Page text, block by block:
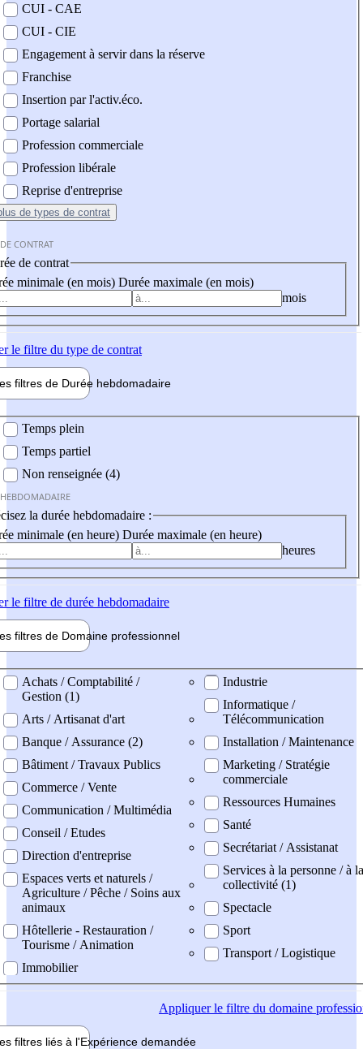
CUI - CAE
CUI - CIE
Engagement à servir dans la réserve
Franchise
Insertion par l'activ.éco.
Portage salarial
Profession commerciale
Profession libérale
Reprise d'entreprise
de types de contrat
CONTRAT
de contrat
minimale (en mois) Durée maximale (en mois)
mois
le filtre du type de contrat
filtres de Durée hebdomadaire
Temps plein
Temps partiel
Non renseignée (4)
la durée hebdomadaire :
minimale (en heure) Durée maximale (en heure)
heures
le filtre de durée hebdomadaire
filtres de Domaine professionnel
professionel
Achats / Comptabilité /
Gestion (1)
Arts / Artisanat d'art
Banque / Assurance (2)
Bâtiment / Travaux Publics
Commerce / Vente
Communication / Multimédia
Conseil / Etudes
Direction d'entreprise
Espaces verts et naturels /
Agriculture / Pêche / Soins aux
animaux
Hôtellerie - Restauration /
Tourisme / Animation
Immobilier
Industrie
Informatique /
Télécommunication
Installation / Maintenance
Marketing / Stratégie
commerciale
Ressources Humaines
Santé
Secrétariat / Assistanat
Services à la personne / à la
collectivité (1)
Spectacle
Sport
Transport / Logistique
Appliquerle filtre du domaine
filtres liés à l'Expérience demandée